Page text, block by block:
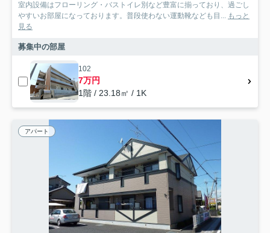
室内設備はフローリング・バストイレ別など豊富に揃っており、過ごし
やすいお部屋になっております。普段使わない運動靴なども目... もっと
見る
募集中の部屋
102
7万円
1階 / 23.18㎡ / 1K
アパート